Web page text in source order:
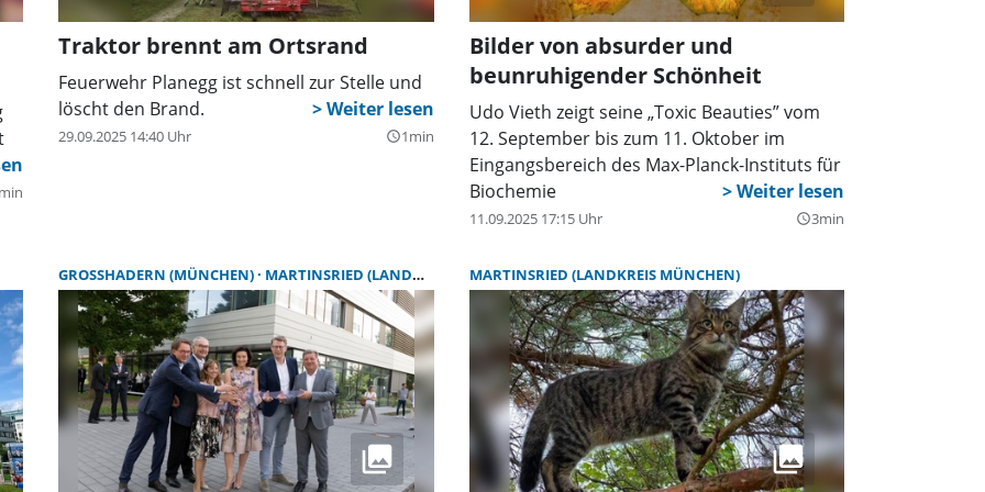
Traktor brennt am Ortsrand
Feuerwehr Planegg ist schnell zur Stelle und
löscht den Brand.
29.09.2025 14:40 Uhr query_builder1min
Bilder von absurder und
beunruhigender Schönheit
Udo Vieth zeigt seine „Toxic Beauties” vom
12. September bis zum 11. Oktober im
Eingangsbereich des Max-Planck-Instituts für
Biochemie
11.09.2025 17:15 Uhr query_builder3min
GROSSHADERN (MÜNCHEN) MARTINSRIED (LANDKREIS MÜNCHEN) MARTINSRIED (LANDKREIS MÜNCHEN)